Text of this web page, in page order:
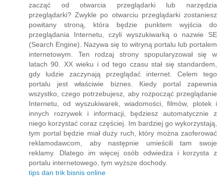
zacząć od otwarcia przeglądarki lub narzędzia
przeglądarki? Zwykle po otwarciu przeglądarki zostaniesz
powitany stroną, która będzie punktem wyjścia do
przeglądania Internetu, czyli wyszukiwarką o nazwie SE
(Search Engine). Nazywa się to witryną portalu lub portalem
internetowym. Ten rodzaj strony spopularyzował się w
latach 90. XX wieku i od tego czasu stał się standardem,
gdy ludzie zaczynają przeglądać internet. Celem tego
portalu jest właściwie biznes. Kiedy portal zapewnia
wszystko, czego potrzebujesz, aby rozpocząć przeglądanie
Internetu, od wyszukiwarek, wiadomości, filmów, plotek i
innych rozrywek i informacji, będziesz automatycznie z
niego korzystać coraz częściej. Im bardziej go wykorzystają,
tym portal będzie miał duży ruch, który można zaoferować
reklamodawcom, aby następnie umieścili tam swoje
reklamy. Dlatego im więcej osób odwiedza i korzysta z
portalu internetowego, tym wyższe dochody.
tips dan trik bisnis online